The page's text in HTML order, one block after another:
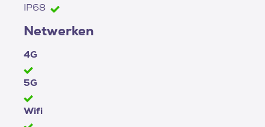
IP68
Netwerken
4G
5G
Wifi